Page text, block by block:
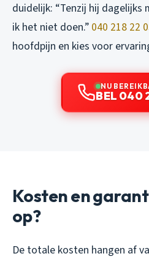
duidelijk: “Tenzij hij dagelijks
ik het niet doen.” 040 218 22
hoofdpijn en kies voor
NU
BEL 040
Kosten en
op?
De totale kosten hangen af